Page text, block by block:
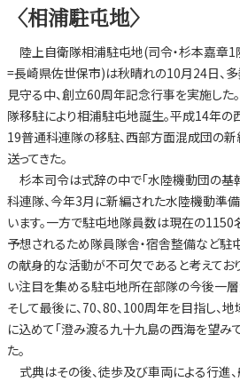
〈相浦駐屯地〉
陸上自衛隊相浦駐屯地(司令・杉本嘉
=長崎県佐世保市)は秋晴れの10月24日、
見守る中、創立60周年記念行事を実施した
隊移駐により相浦駐屯地誕生。平成14年
19普通科連隊の移駐、西部方面混成団の
送ってきた。
杉本司令は式辞の中で「水陸機動団の基
科連隊、今年3月に新編された水陸機動準
います。一方で駐屯地隊員数は現在の
予想されるため隊員隊舎・宿舎整備など
の献身的な活動が不可欠であると考えてお
い注目を集める駐屯地所在部隊の今後一層
そして最後に、70、80、100周年を目指し、
に込めて「澄み渡る九十九島の西海を望み
た。
式典はその後、徒歩及び車両による行進